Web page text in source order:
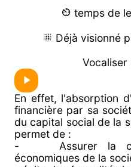
temps de
Déjà visionné
Vocaliser
En effet, l'absorption
financière par sa
du capital social de la
permet de :
- Assurer la
économiques de la